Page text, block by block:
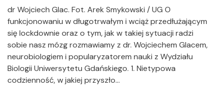
dr Wojciech Glac. Fot. Arek Smykowski / UG O
funkcjonowaniu w długotrwałym i wciąż przedłużającym
się lockdownie oraz o tym, jak w takiej sytuacji radzi
sobie nasz mózg rozmawiamy z dr. Wojciechem Glacem,
neurobiologiem i popularyzatorem nauki z Wydziału
Biologii Uniwersytetu Gdańskiego. 1. Nietypowa
codzienność, w jakiej przyszło…